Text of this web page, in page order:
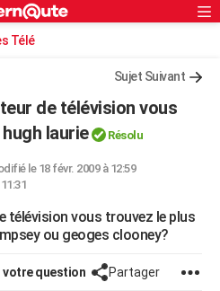
Télé
Sujet Suivant
de télévision vous
laurie
Résolu
le 18 févr. 2009 à 12:59
télévision vous trouvez le plus
ou geoges clooney?
votre question Partager